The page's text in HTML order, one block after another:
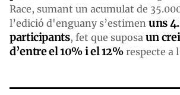
Race, sumant un acumulat de
l’edició d'enguany s’estimen uns
participants, fet que suposa un
d’entre el 10% i el 12%respecte a